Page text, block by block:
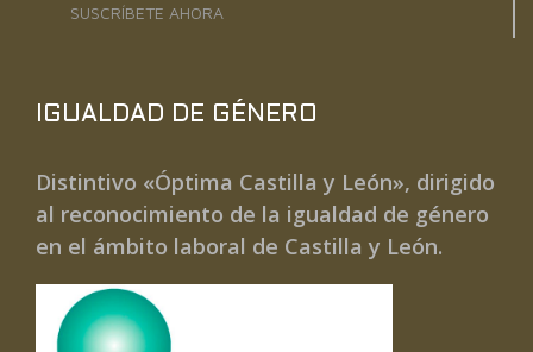
SUSCRÍBETE AHORA
IGUALDAD DE GÉNERO
Distintivo «Óptima Castilla y León», dirigido
al reconocimiento de la igualdad de género
en el ámbito laboral de Castilla y León.